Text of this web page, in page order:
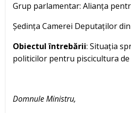
Grup parlamentar: Alianța
Ședința Camerei Deputaților
Obiectul întrebării: Situația
politicilor pentru piscicultura de
Domnule Ministru,